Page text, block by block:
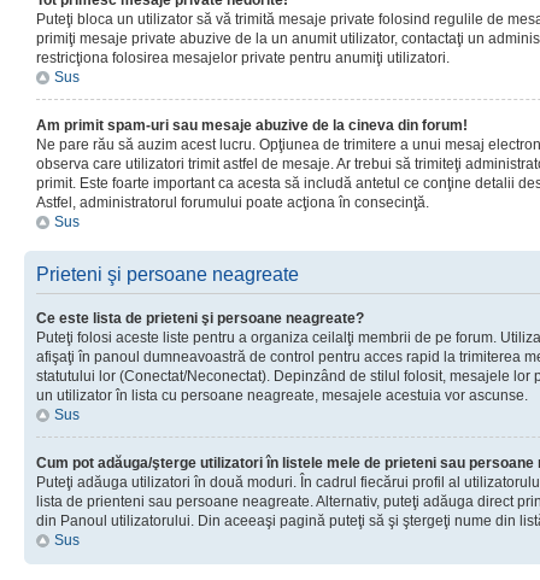
Puteţi bloca un utilizator să vă trimită mesaje private folosind regulile de
primiţi mesaje private abuzive de la un anumit utilizator, contactaţi un
restricţiona folosirea mesajelor private pentru anumiţi utilizatori.
Sus
Am primit spam-uri sau mesaje abuzive de la cineva din forum!
Ne pare rău să auzim acest lucru. Opţiunea de trimitere a unui mesaj
observa care utilizatori trimit astfel de mesaje. Ar trebui să trimiteţi
primit. Este foarte important ca acesta să includă antetul ce conţine detalii
Astfel, administratorul forumului poate acţiona în consecinţă.
Sus
Prieteni şi persoane neagreate
Ce este lista de prieteni şi persoane neagreate?
Puteţi folosi aceste liste pentru a organiza ceilalţi membrii de pe forum.
afişaţi în panoul dumneavoastră de control pentru acces rapid la trimiterea
statutului lor (Conectat/Neconectat). Depinzând de stilul folosit, mesajele lor
un utilizator în lista cu persoane neagreate, mesajele acestuia vor ascunse.
Sus
Cum pot adăuga/şterge utilizatori în listele mele de prieteni sau persoane
Puteţi adăuga utilizatori în două moduri. În cadrul fiecărui profil al
lista de prienteni sau persoane neagreate. Alternativ, puteţi adăuga direct
din Panoul utilizatorului. Din aceeaşi pagină puteţi să şi ştergeţi nume din
Sus